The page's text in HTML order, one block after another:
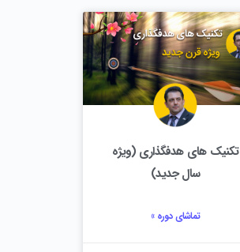
تکنیک های هدفگذاری (ویژه
سال جدید)
تماشای دوره »